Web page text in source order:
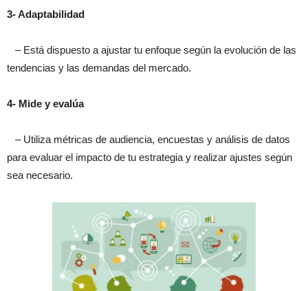
3- Adaptabilidad
– Está dispuesto a ajustar tu enfoque según la evolución de las
tendencias y las demandas del mercado.
4- Mide y evalúa
– Utiliza métricas de audiencia, encuestas y análisis de datos
para evaluar el impacto de tu estrategia y realizar ajustes según
sea necesario.